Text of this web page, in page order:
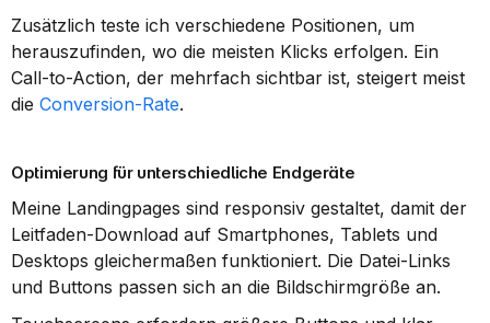
Zusätzlich teste ich verschiedene Positionen, um
herauszufinden, wo die meisten Klicks erfolgen. Ein
Call-to-Action, der mehrfach sichtbar ist, steigert meist
die Conversion-Rate.
Optimierung für unterschiedliche Endgeräte
Meine Landingpages sind responsiv gestaltet, damit der
Leitfaden-Download auf Smartphones, Tablets und
Desktops gleichermaßen funktioniert. Die Datei-Links
und Buttons passen sich an die Bildschirmgröße an.